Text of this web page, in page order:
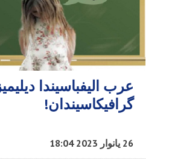
عرب الیفباسیندا
گرافیکاسیندان!
26 یانوار 2023 18:04